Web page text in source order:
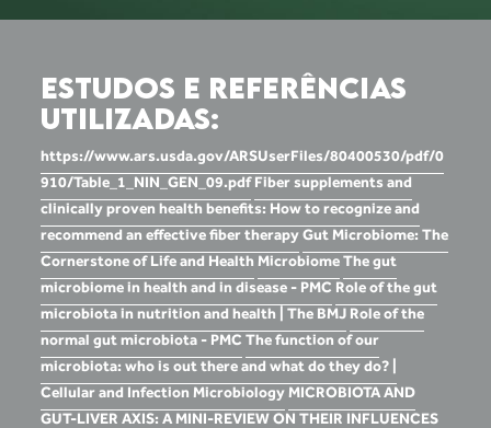
ESTUDOS E REFERÊNCIAS
UTILIZADAS:
https://www.ars.usda.gov/ARSUserFiles/80400530/pdf/0
910/Table_1_NIN_GEN_09.pdf Fiber supplements and
clinically proven health benefits: How to recognize and
recommend an effective fiber therapy Gut Microbiome: The
Cornerstone of Life and Health Microbiome The gut
microbiome in health and in disease - PMC Role of the gut
microbiota in nutrition and health | The BMJ Role of the
normal gut microbiota - PMC The function of our
microbiota: who is out there and what do they do? |
Cellular and Infection Microbiology MICROBIOTA AND
GUT-LIVER AXIS: A MINI-REVIEW ON THEIR INFLUENCES